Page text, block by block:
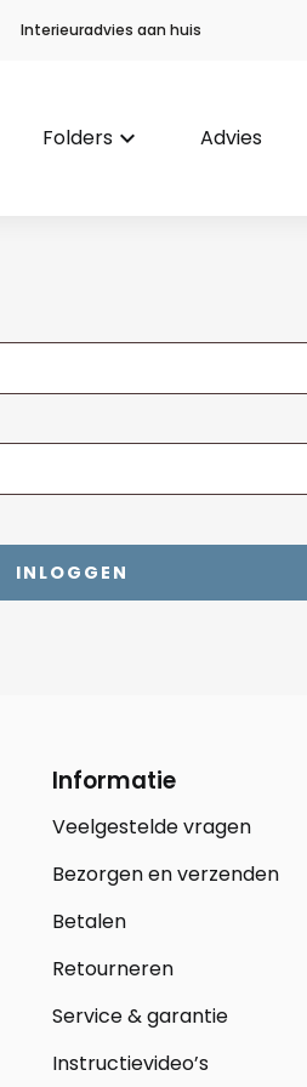
Interieuradvies aan huis
Folders keyboard_arrow_down Advies
INLOGGEN
Informatie
Veelgestelde vragen
Bezorgen en verzenden
Betalen
Retourneren
Service & garantie
Instructievideo’s